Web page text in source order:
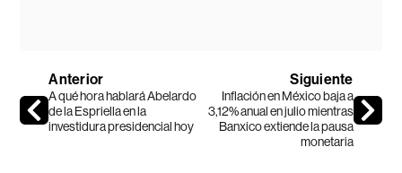
Anterior
A qué hora hablará Abelardo
de la Espriella en la
investidura presidencial hoy
Siguiente
Inflación en México baja a
3,12% anual en julio mientras
Banxico extiende la pausa
monetaria